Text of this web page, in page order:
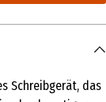
Schreibgerät, das